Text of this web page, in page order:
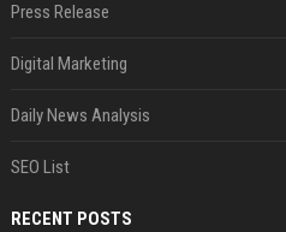
Press Release
Digital Marketing
Daily News Analysis
SEO List
RECENT POSTS